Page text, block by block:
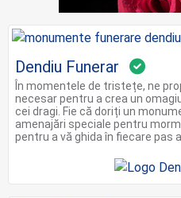
Dendiu Funerar
În momentele de tristețe, ne
necesar pentru a crea un
cei dragi. Fie că doriți un
amenajări speciale pentru
pentru a vă ghida în fiecare pas